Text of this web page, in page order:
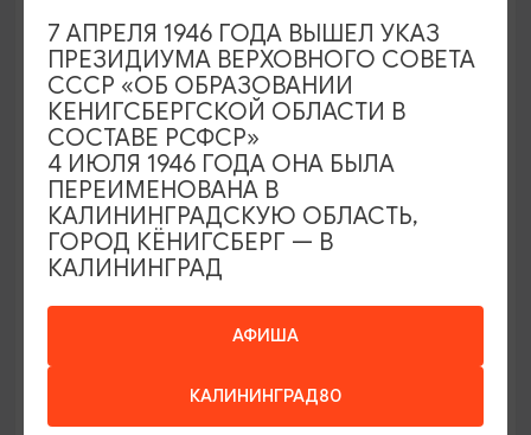
МАСТЕР-КЛАССЫ
Мастер-классы по керамике Елены
Бодяковой
Калининград, ул. Баранова, 45
АФИША
КАЛИНИНГРАД80
7 АПРЕЛЯ 1946 ГОДА ВЫШЕЛ УКАЗ
ПРЕЗИДИУМА ВЕРХОВНОГО СОВЕТА
СССР «ОБ ОБРАЗОВАНИИ
КЕНИГСБЕРГСКОЙ ОБЛАСТИ В
СОСТАВЕ РСФСР»
4 ИЮЛЯ 1946 ГОДА ОНА БЫЛА
ПЕРЕИМЕНОВАНА В
КАЛИНИНГРАДСКУЮ ОБЛАСТЬ,
ГОРОД КЁНИГСБЕРГ — В
КАЛИНИНГРАД